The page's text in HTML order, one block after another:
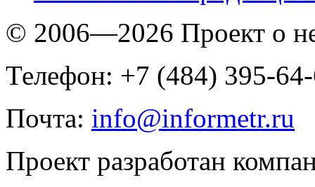
© 2006—2026 Проект о
Телефон: +7 (484) 395-
Почта: info@informetr.ru
Проект разработан